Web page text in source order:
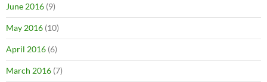
June 2016 (9)
May 2016 (10)
April 2016 (6)
March 2016 (7)